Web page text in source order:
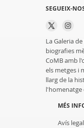
SEGUEIX-
La Galeria
biografies
CoMB amb
els metges i
llarg de la
l'homenatge
MÉS
Avís legal